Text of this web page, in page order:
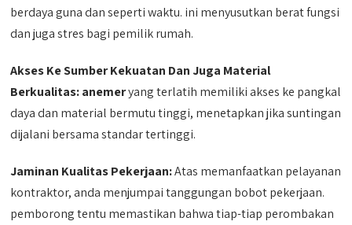
berdaya guna dan seperti waktu. ini menyusutkan berat fungsi
dan juga stres bagi pemilik rumah.
Akses Ke Sumber Kekuatan Dan Juga Material
Berkualitas:anemeryang terlatih memiliki akses ke pangkal
daya dan material bermutu tinggi, menetapkan jika suntingan
dijalani bersama standar tertinggi.
Jaminan Kualitas Pekerjaan:Atas memanfaatkan pelayanan
kontraktor, anda menjumpai tanggungan bobot pekerjaan.
pemborong tentu memastikan bahwa tiap-tiap perombakan